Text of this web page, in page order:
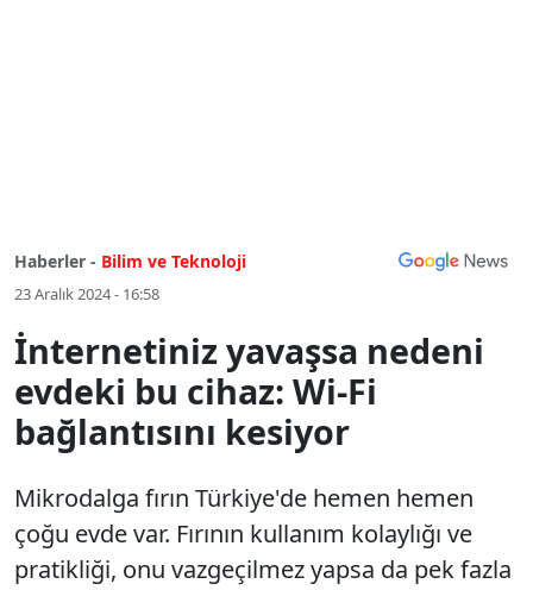
Haberler - Bilim ve Teknoloji
23 Aralık 2024 - 16:58
İnternetiniz yavaşsa nedeni
evdeki bu cihaz: Wi-Fi
bağlantısını kesiyor
Mikrodalga fırın Türkiye'de hemen hemen
çoğu evde var. Fırının kullanım kolaylığı ve
pratikliği, onu vazgeçilmez yapsa da pek fazla